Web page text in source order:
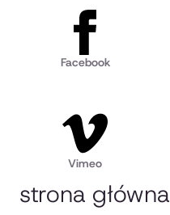
strona główna
Facebook
Vimeo